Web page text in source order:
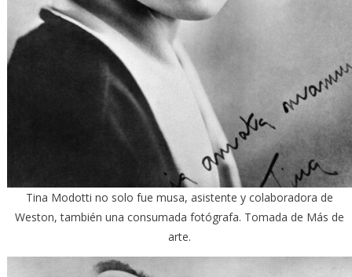
Tina Modotti no solo fue musa, asistente y colaboradora de
Weston, también una consumada fotógrafa. Tomada de Más de
arte.